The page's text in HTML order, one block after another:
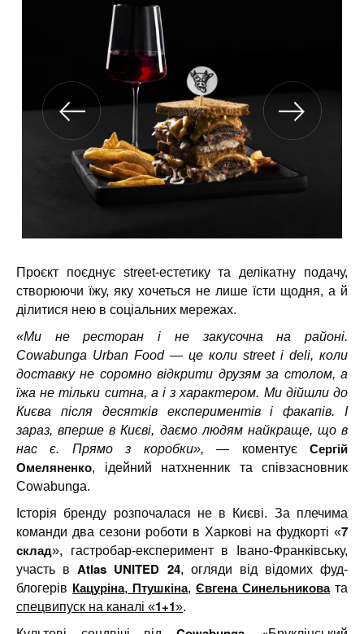
Проєкт поєднує street-естетику та делікатну подачу,
створюючи їжу, яку хочеться не лише їсти щодня, а й
ділитися нею в соціальних мережах.
«Ми не ресторан і не закусочна на районі.
Cowabunga Urban Food — це коли street і deli, коли
доставку не соромно відкрити друзям за столом, а
їжа не тільки ситна, а і з характером. Ми дійшли до
Києва після десятків експериментів і факапів. І
зараз, вперше в Києві, даємо людям найкраще, що в
нас є. Прямо з коробки», — коментуєСергій
Омеляненко, ідейний натхненник та співзасновник
Cowabunga.
Історія бренду розпочалася не в Києві. За плечима
команди два сезони роботи в Харкові на фудкорті «7
склад», гастробар-експеримент в Івано-Франківську,
участь вAtlas UNITED 24, огляди від відомих фуд-
блогерів Кацуріна, Птушкіна, Євгена Синельниковата
спецвипуск на каналі «1+1».